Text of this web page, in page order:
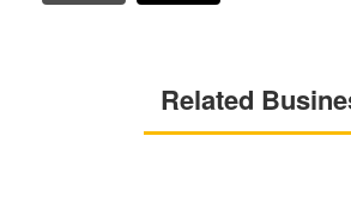
Related